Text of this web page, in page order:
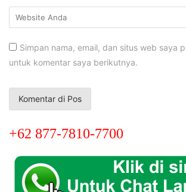
Simpan nama, email, dan situs web saya
untuk komentar saya berikutnya.
+62 877-7810-7700